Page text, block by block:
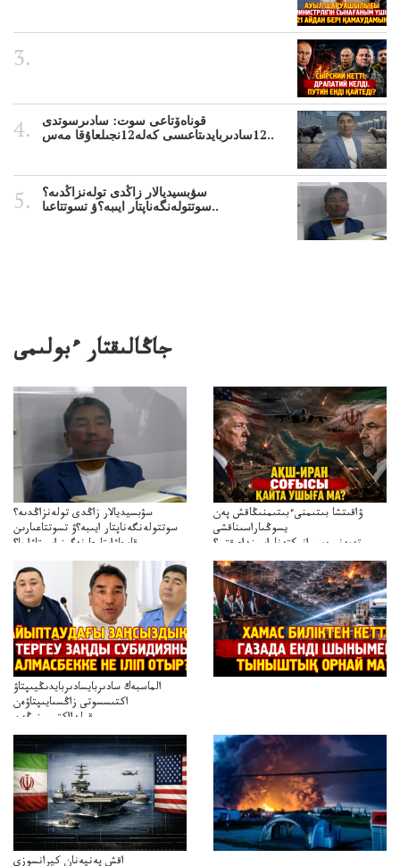
قوناەۆتاعى سوت: سادىرسوتدى
12سادىربايدىتاعىسى كەلە12نجىلعاۇقا مەس..
سۋبسيديالار زاڭدى تولەنزاڭدىە؟
سوتتولەنگەناپتار ايىبە؟ۋ تسوتتاعىا..
جاڭالىقتار ءبولىمى
سۋبسيديالار زاڭدى تولەنزاڭدىە؟
سوتتولەنگەناپتار ايىبە؟ۋ تسوتتاعىارىن
قايجاۋاپتارعا نەگىز ايىپتاۋا ما؟
تۇجىرىمدارىنقايتاقاراۋعانەگىزبولاالاما؟
ۋاقىتشا بىتىمنىءبىتىمنىڭاقش پەن
يسوڭىاراسىناقشى
تەپەنىرەسيرانىكتەناراسىنداعىقتى؟
تەكەتىرەسنەلىكتەنقايتاۋشىقتى؟
الماسبەك سادىربايسادىربايدىڭيىپتاۋ
اكتىسسوتى زاڭسىايىپتاۋەن
قولدااكتىسىنىڭەن
ميلليونزاڭسىزدىعىمەنقولدانوسىرىلگەنميلليوندار